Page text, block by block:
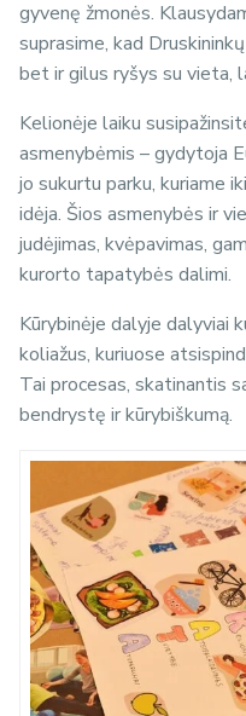
gyvenę žmonės.
suprasime, kad
bet ir gilus ryšys su vieta,
Kelionėje laiku
asmenybėmis – gydytoja
jo sukurtu parku, kuriame
idėja. Šios asmenybės ir
judėjimas, kvėpavimas,
kurorto tapatybės dalimi.
Kūrybinėje dalyje dalyviai
koliažus, kuriuose
Tai procesas, skatinantis
bendrystę ir kūrybiškumą.